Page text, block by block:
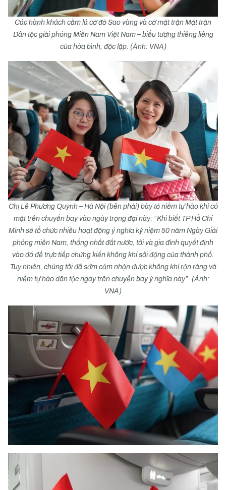
Các hành khách cầm lá cờ đỏ Sao vàng và cờ mặt trận Mặt trận
Dân tộc giải phóng Miền Nam Việt Nam – biểu tượng thiêng liêng
của hòa bình, độc lập. (Ảnh: VNA)
Chị Lê Phương Quỳnh – Hà Nội (bên phải) bày tỏ niềm tự hào khi có
mặt trên chuyến bay vào ngày trọng đại này: “Khi biết TP Hồ Chí
Minh sẽ tổ chức nhiều hoạt động ý nghĩa kỷ niệm 50 năm Ngày Giải
phóng miền Nam, thống nhất đất nước, tôi và gia đình quyết định
vào đó để trực tiếp chứng kiến không khí sôi động của thành phố.
Tuy nhiên, chúng tôi đã sớm cảm nhận được không khí rộn ràng và
niềm tự hào dân tộc ngay trên chuyến bay ý nghĩa này”. (Ảnh:
VNA)